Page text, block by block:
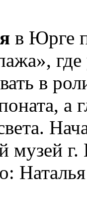
в Юрге
в
а
музей